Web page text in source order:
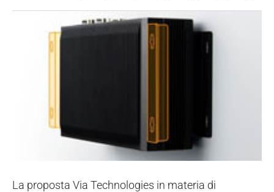
La proposta Via Technologies in materia di